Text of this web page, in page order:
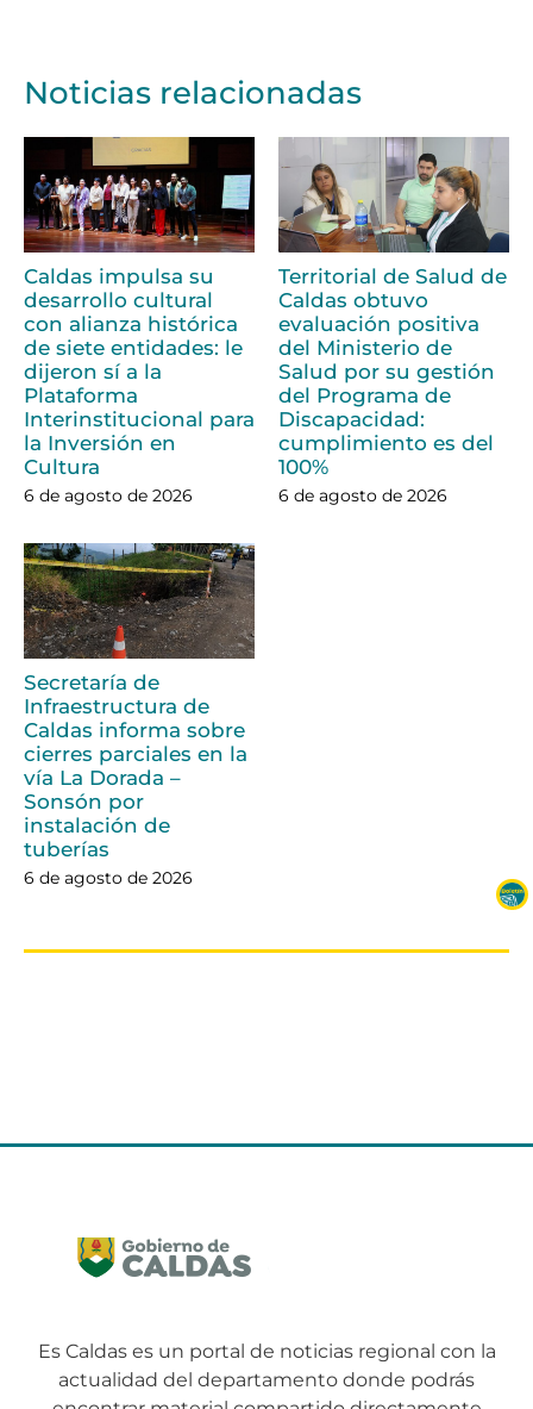
Noticias relacionadas
Caldas impulsa su
desarrollo cultural
con alianza histórica
de siete entidades: le
dijeron sí a la
Plataforma
Interinstitucional para
la Inversión en
Cultura
6 de agosto de 2026
Territorial de Salud de
Caldas obtuvo
evaluación positiva
del Ministerio de
Salud por su gestión
del Programa de
Discapacidad:
cumplimiento es del
100%
6 de agosto de 2026
Secretaría de
Infraestructura de
Caldas informa sobre
cierres parciales en la
vía La Dorada –
Sonsón por
instalación de
tuberías
6 de agosto de 2026
Es Caldas es un portal de noticias regional con la
actualidad del departamento donde podrás